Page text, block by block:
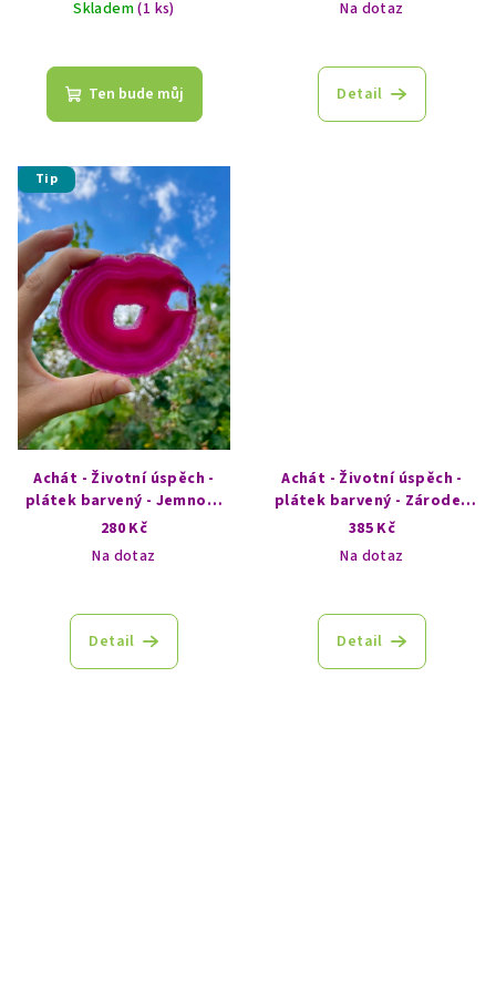
Skladem(1 ks)
Ten bude můj
Na dotaz
Detail
Tip
Achát - Životní úspěch -
plátek barvený - Jemnost
volby směru
280 Kč
Na dotaz
Detail
Achát - Životní úspěch -
plátek barvený - Zárodek
naděje
385 Kč
Na dotaz
Detail